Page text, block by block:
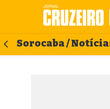
Sorocaba /